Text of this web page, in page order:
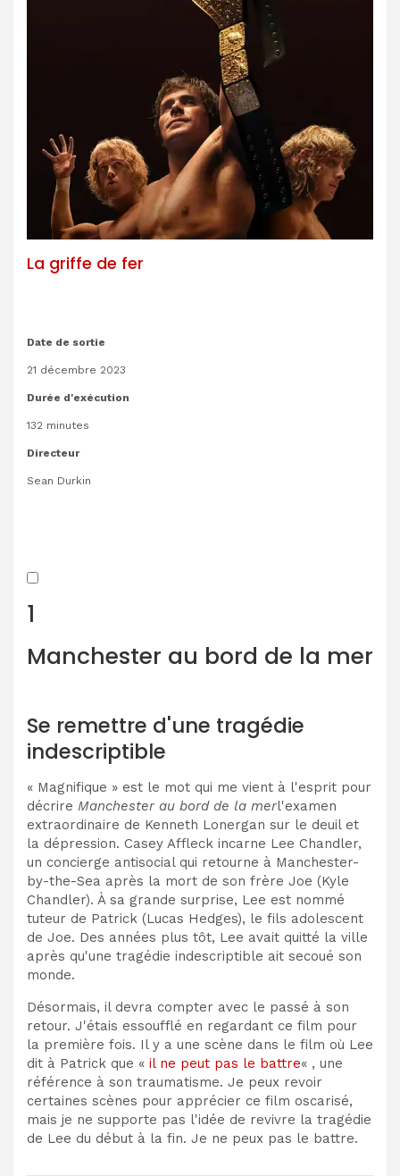
La griffe de fer
Date de sortie
21 décembre 2023
Durée d'exécution
132 minutes
Directeur
Sean Durkin
1
Manchester au bord de la mer
Se remettre d'une tragédie
indescriptible
« Magnifique » est le mot qui me vient à l'esprit pour
décrire Manchester au bord de la merl'examen
extraordinaire de Kenneth Lonergan sur le deuil et
la dépression. Casey Affleck incarne Lee Chandler,
un concierge antisocial qui retourne à Manchester-
by-the-Sea après la mort de son frère Joe (Kyle
Chandler). À sa grande surprise, Lee est nommé
tuteur de Patrick (Lucas Hedges), le fils adolescent
de Joe. Des années plus tôt, Lee avait quitté la ville
après qu'une tragédie indescriptible ait secoué son
monde.
Désormais, il devra compter avec le passé à son
retour. J'étais essoufflé en regardant ce film pour
la première fois. Il y a une scène dans le film où Lee
dit à Patrick que « il ne peut pas le battre« , une
référence à son traumatisme. Je peux revoir
certaines scènes pour apprécier ce film oscarisé,
mais je ne supporte pas l'idée de revivre la tragédie
de Lee du début à la fin. Je ne peux pas le battre.